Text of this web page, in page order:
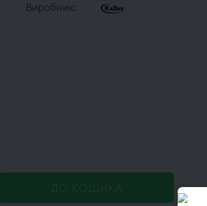
Виробник:
ДО КОШИКА